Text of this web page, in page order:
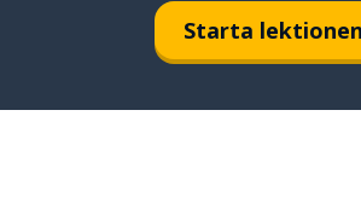
Starta lektionen